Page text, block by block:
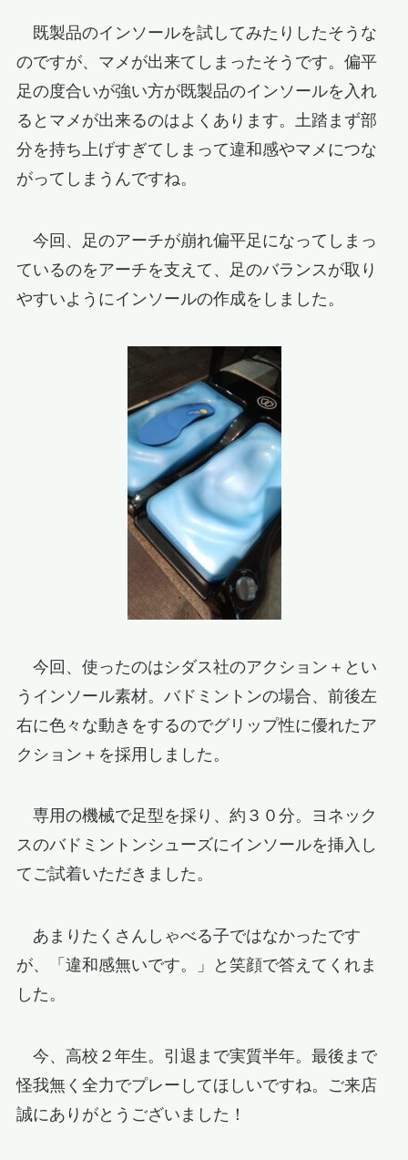
既製品のインソールを試してみたりしたそうな
のですが、マメが出来てしまったそうです。偏平
足の度合いが強い方が既製品のインソールを入れ
るとマメが出来るのはよくあります。土踏まず部
分を持ち上げすぎてしまって違和感やマメにつな
がってしまうんですね。
今回、足のアーチが崩れ偏平足になってしまっ
ているのをアーチを支えて、足のバランスが取り
やすいようにインソールの作成をしました。
今回、使ったのはシダス社のアクション＋とい
うインソール素材。バドミントンの場合、前後左
右に色々な動きをするのでグリップ性に優れたア
クション＋を採用しました。
専用の機械で足型を採り、約３０分。ヨネック
スのバドミントンシューズにインソールを挿入し
てご試着いただきました。
あまりたくさんしゃべる子ではなかったです
が、「違和感無いです。」と笑顔で答えてくれま
した。
今、高校２年生。引退まで実質半年。最後まで
怪我無く全力でプレーしてほしいですね。ご来店
誠にありがとうございました！